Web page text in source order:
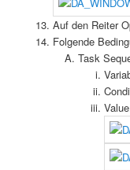
Auf den Reiter
Folgende
Task